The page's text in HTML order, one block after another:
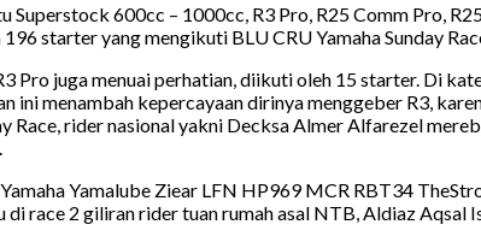
600cc – 1000cc, R3 Pro, R25 Comm Pro,
starter yang mengikuti BLU CRU Yamaha Sunday
Pro juga menuai perhatian, diikuti oleh 15 starter. Di
ini menambah kepercayaan dirinya menggeber R3,
Race, rider nasional yakni Decksa Almer Alfarezel
Yamalube Ziear LFN HP969 MCR RBT34
race 2 giliran rider tuan rumah asal NTB, Aldiaz